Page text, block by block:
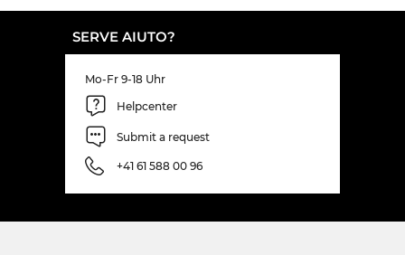
SERVE AIUTO?
Mo-Fr 9-18 Uhr
Helpcenter
Submit a request
+41 61 588 00 96